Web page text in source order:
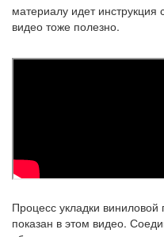
материалу идет инструкция
видео тоже полезно.
Процесс укладки
показан в этом видео.